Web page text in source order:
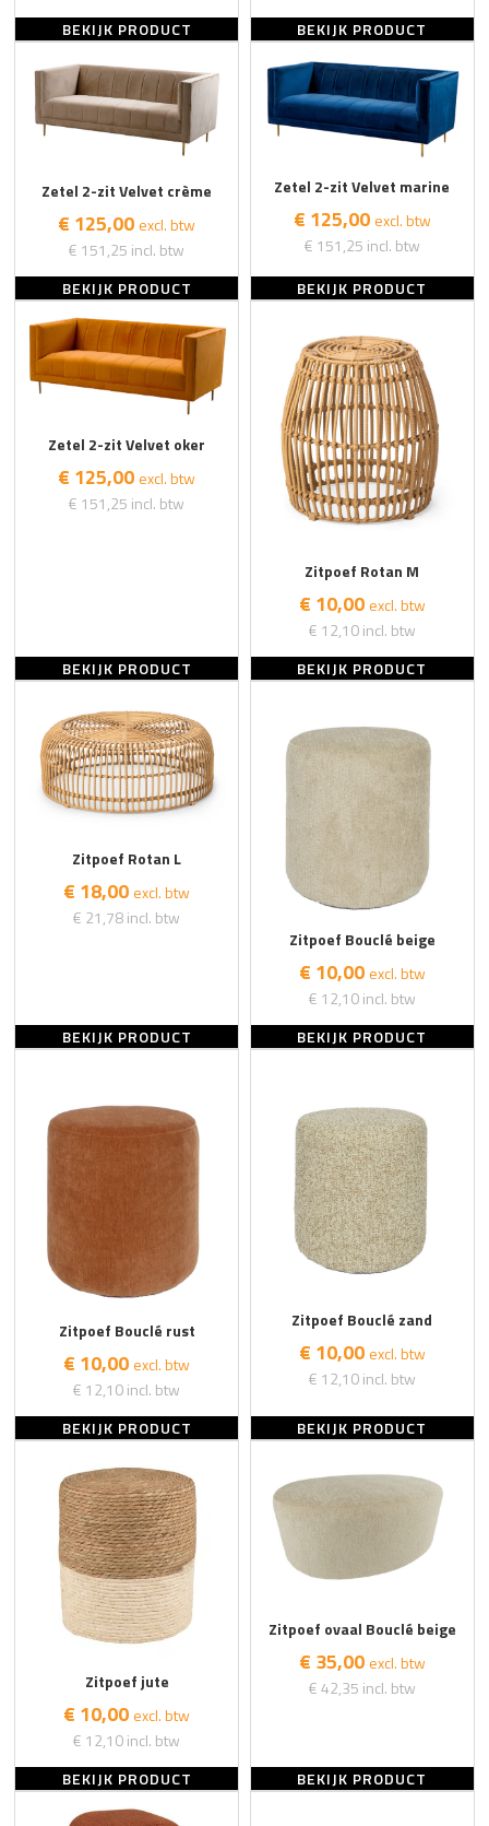
BEKIJK PRODUCT
BEKIJK PRODUCT
Zetel 2-zit Velvet crème
€ 125,00 excl. btw
€ 151,25 incl. btw
BEKIJK PRODUCT
Zetel 2-zit Velvet marine
€ 125,00 excl. btw
€ 151,25 incl. btw
BEKIJK PRODUCT
Zetel 2-zit Velvet oker
€ 125,00 excl. btw
€ 151,25 incl. btw
BEKIJK PRODUCT
Zitpoef Rotan M
€ 10,00 excl. btw
€ 12,10incl. btw
BEKIJK PRODUCT
Zitpoef Rotan L
€ 18,00 excl. btw
€ 21,78incl. btw
BEKIJK PRODUCT
Zitpoef Bouclé beige
€ 10,00 excl. btw
€ 12,10incl. btw
BEKIJK PRODUCT
Zitpoef Bouclé rust
€ 10,00 excl. btw
€ 12,10incl. btw
BEKIJK PRODUCT
Zitpoef Bouclé zand
€ 10,00 excl. btw
€ 12,10incl. btw
BEKIJK PRODUCT
Zitpoef jute
€ 10,00 excl. btw
€ 12,10incl. btw
BEKIJK PRODUCT
Zitpoef ovaal Bouclé beige
€ 35,00 excl. btw
€ 42,35 incl. btw
BEKIJK PRODUCT